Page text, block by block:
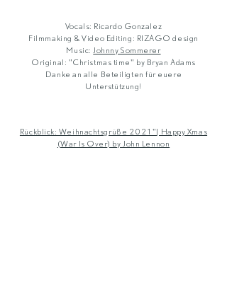
Vocals: Ricardo Gonzalez
Filmmaking & Video Editing: RIZAGO design
Music:Johnny Sommerer
Original: "Christmas time" by Bryan Adams
Danke an alle Beteiligten für euere
Unterstützung!
Rückblick: Weihnachtsgrüße 2021"| Happy Xmas
(War Is Over) by John Lennon